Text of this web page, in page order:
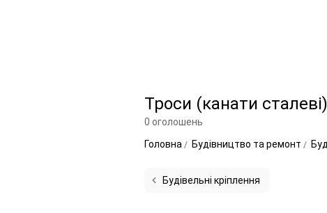
Троси (канати
0 оголошень
Головна
Будівництво та ремонт
Будівельні кріплення